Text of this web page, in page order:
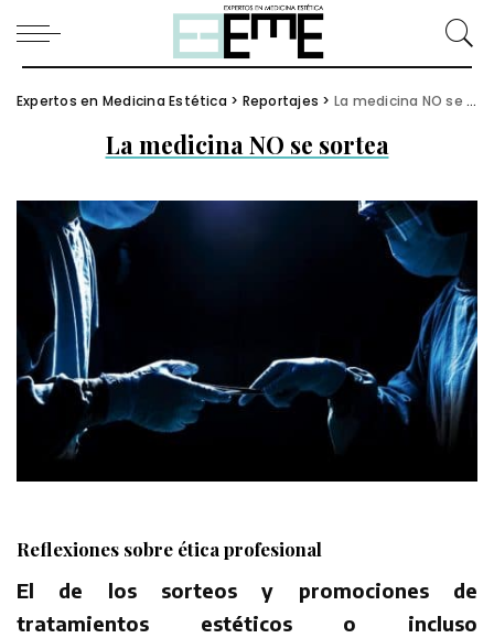
Expertos en Medicina Estética > Reportajes > La medicina NO se sortea
La medicina NO se sortea
Reflexiones sobre ética profesional
El de los sorteos y promociones de
tratamientos estéticos o incluso